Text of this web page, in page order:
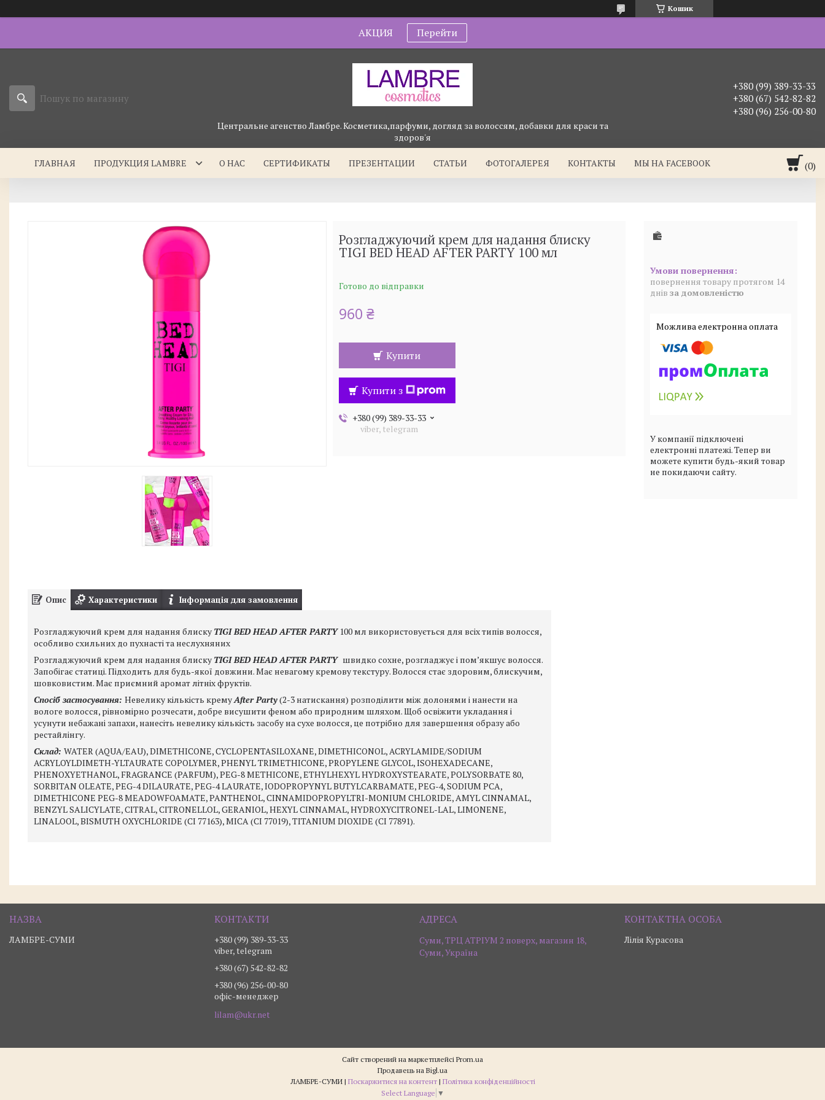
Кошик
АКЦИЯ Перейти
Центральне агенство Ламбре. Косметика,парфуми, догляд за волоссям, добавки для краси та
здоров'я
+380 (99) 389-33-33
+380 (67) 542-82-82
+380 (96) 256-00-80
ГЛАВНАЯ ПРОДУКЦИЯ LAMBRE О НАС СЕРТИФИКАТЫ ПРЕЗЕНТАЦИИ СТАТЬИ ФОТОГАЛЕРЕЯ КОНТАКТЫ МЫ НА FACEBOOK
Розгладжуючий крем для надання блиску
TIGI BED HEAD AFTER PARTY 100 мл
Готово до відправки
960 ₴
Купити
Купити з
+380 (99) 389-33-33
viber, telegram
повернення товару протягом 14
днів за домовленістю
У компанії підключені
електронні платежі. Тепер ви
можете купити будь-який товар
не покидаючи сайту.
Опис Характеристики Інформація для замовлення
Розгладжуючий крем для надання блиску TIGI BED HEAD AFTER PARTY100 мл використовується для всіх типів волосся,
особливо схильних до пухнасті та неслухняних
Розгладжуючий крем для надання блиску TIGI BED HEAD AFTER PARTY швидко сохне, розгладжує і пом’якшує волосся.
Запобігає статиці. Підходить для будь-якої довжини. Має невагому кремову текстуру. Волосся стає здоровим, блискучим,
шовковистим. Має приємний аромат літніх фруктів.
Спосіб застосування: Невелику кількість кремуAfter Party(2-3 натискання) розподілити між долонями і нанести на
вологе волосся, рівномірно розчесати, добре висушити феном або природним шляхом. Щоб освіжити укладання і
усунути небажані запахи, нанесіть невелику кількість засобу на сухе волосся, це потрібно для завершення образу або
рестайлінгу.
Склад: WATER (AQUA/EAU), DIMETHICONE, CYCLOPENTASILOXANE, DIMETHICONOL, ACRYLAMIDE/SODIUM
ACRYLOYLDIMETH-YLTAURATE COPOLYMER, PHENYL TRIMETHICONE, PROPYLENE GLYCOL, ISOHEXADECANE,
PHENOXYETHANOL, FRAGRANCE (PARFUM), PEG-8 METHICONE, ETHYLHEXYL HYDROXYSTEARATE, POLYSORBATE 80,
SORBITAN OLEATE, PEG-4 DILAURATE, PEG-4 LAURATE, IODOPROPYNYL BUTYLCARBAMATE, PEG-4, SODIUM PCA,
DIMETHICONE PEG-8 MEADOWFOAMATE, PANTHENOL, CINNAMIDOPROPYLTRI-MONIUM CHLORIDE, AMYL CINNAMAL,
BENZYL SALICYLATE, CITRAL, CITRONELLOL, GERANIOL, HEXYL CINNAMAL, HYDROXYCITRONEL-LAL, LIMONENE,
LINALOOL, BISMUTH OXYCHLORIDE (CI 77163), MICA (CI 77019), TITANIUM DIOXIDE (CI 77891).
ЛАМБРЕ-СУМИ
+380 (99) 389-33-33
viber, telegram
+380 (67) 542-82-82
+380 (96) 256-00-80
офіс-менеджер
lilam@ukr.net
Суми, ТРЦ АТРІУМ 2 поверх, магазин 18,
Суми, Україна
Лілія Курасова
Сайт створений на маркетплейсі Prom.ua
Продавець на Bigl.ua
ЛАМБРЕ-СУМИ | Поскаржитися на контент | Політика конфіденційності
Select Language ▼